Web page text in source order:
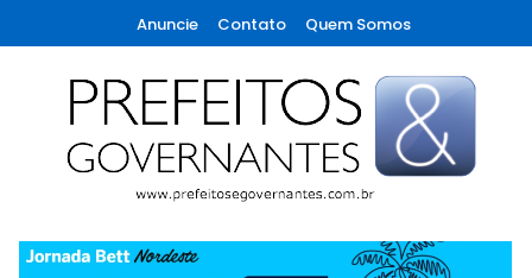
To
Content
Anuncie Contato Quem Somos
Prefeitos & Governantes